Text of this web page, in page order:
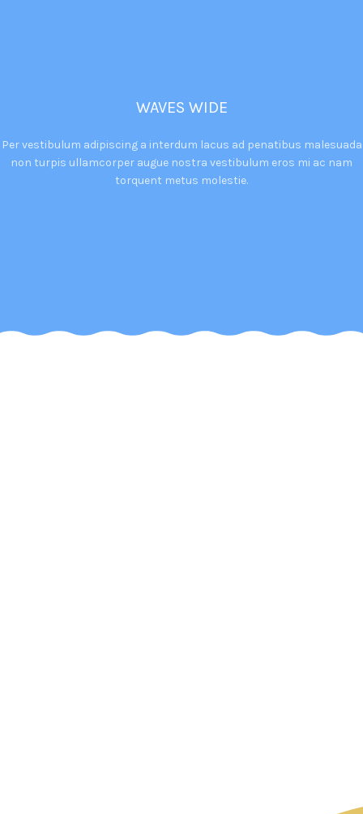
WAVES WIDE
Per vestibulum adipiscing a interdum lacus ad penatibus malesuada
non turpis ullamcorper augue nostra vestibulum eros mi ac nam
torquent metus molestie.